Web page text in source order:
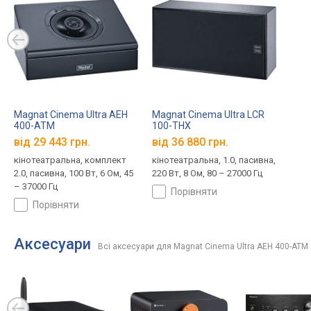
Magnat Cinema Ultra AEH
400-ATM
від 29 443 грн.
кінотеатральна, комплект
2.0, пасивна, 100 Вт, 6 Ом, 45
– 37000 Гц
порівняти
Magnat Cinema Ultra LCR
100-THX
від 36 880 грн.
кінотеатральна, 1.0, пасивна,
220 Вт, 8 Ом, 80 – 27000 Гц
порівняти
Аксесуари Всі аксесуари для Magnat Cinema Ultra AEH 400-ATM